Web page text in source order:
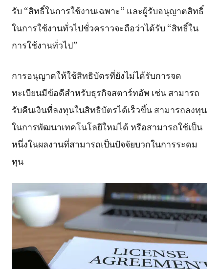
รับ “สิทธิ์ในการใช้งานเฉพาะ” และผู้รับอนุญาตสิทธิ์
ในการใช้งานทั่วไปชั่วคราวจะถือว่าได้รับ “สิทธิ์ใน
การใช้งานทั่วไป”
การอนุญาตให้ใช้สิทธิบัตรที่ยังไม่ได้รับการจด
ทะเบียนมีข้อดีสำหรับธุรกิจสตาร์ทอัพ เช่น สามารถ
รับคืนเงินที่ลงทุนในสิทธิบัตรได้เร็วขึ้น สามารถลงทุน
ในการพัฒนาเทคโนโลยีใหม่ได้ หรือสามารถใช้เป็น
หนึ่งในผลงานที่สามารถเป็นปัจจัยบวกในการระดม
ทุน